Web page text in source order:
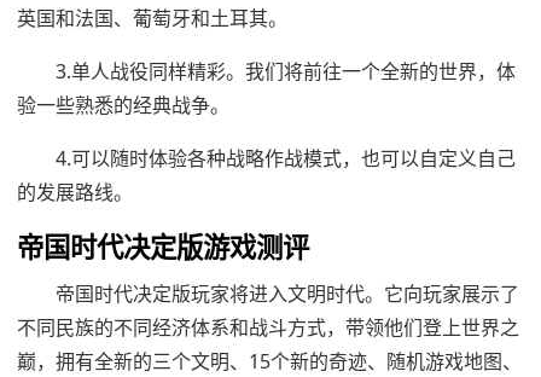
英国和法国、葡萄牙和土耳其。
3.单人战役同样精彩。我们将前往一个全新的世界，体
验一些熟悉的经典战争。
4.可以随时体验各种战略作战模式，也可以自定义自己
的发展路线。
帝国时代决定版游戏测评
帝国时代决定版玩家将进入文明时代。它向玩家展示了
不同民族的不同经济体系和战斗方式，带领他们登上世界之
巅，拥有全新的三个文明、15个新的奇迹、随机游戏地图、